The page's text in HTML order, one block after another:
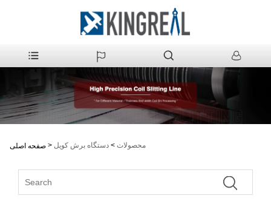
صفحه اصلی > محصولات > دستگاه برش کویل